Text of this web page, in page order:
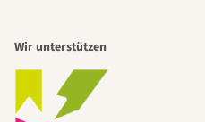
Wir unterstützen